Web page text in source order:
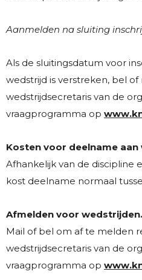
Aanmelden na sluiting
Als de sluitingsdatum voor
wedstrijd is verstreken, bel
wedstrijdsecretaris van de
vraagprogramma op
Kosten voor deelname
Afhankelijk van de discipline
kost deelname normaal
Afmelden voor wedstrijden.
Mail of bel om af te melden
wedstrijdsecretaris van de
vraagprogramma op